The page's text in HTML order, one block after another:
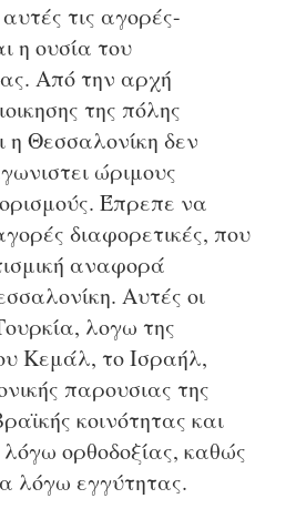
τις αγορές-
η ουσία του
Από την αρχή
της πόλης
η Θεσσαλονίκη δεν
ώριμους
Έπρεπε να
διαφορετικές, που
αναφορά
Αυτές οι
λογω της
Κεμάλ, το Ισραήλ,
παρουσιας της
κοινότητας και
ορθοδοξίας, καθώς
λόγω εγγύτητας.